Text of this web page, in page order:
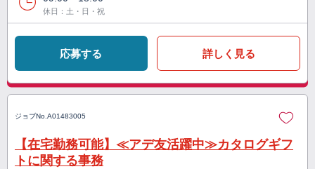
休日：土・日・祝
応募する 詳しく見る
ジョブNo. A01483005
【在宅勤務可能】≪アデ友活躍中≫カタログギフ
トに関する事務